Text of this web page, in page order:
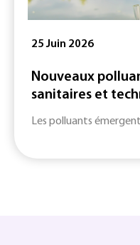
25 Juin 2026
Nouveaux
sanitaires et
Les polluants